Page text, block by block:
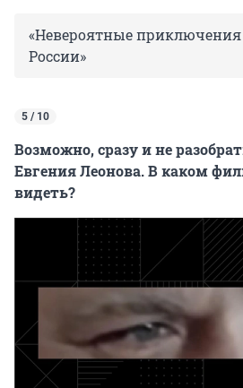
«Невероятные
России»
5 / 10
Возможно, сразу и не
Евгения Леонова. В каком
видеть?